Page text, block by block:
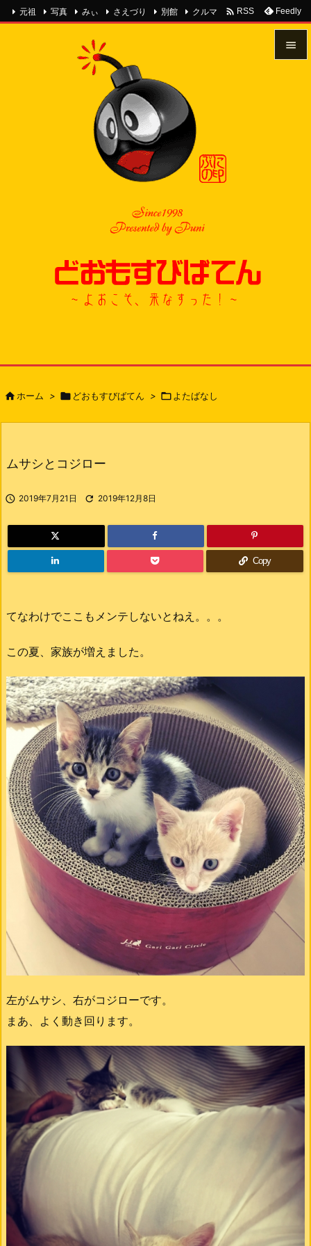

元祖 写真 みぃ さえづり 別館 クルマ  RSS Feedly
ホーム >  どおもすびばてん >  よたばなし
ムサシとコジロー
 2019年7月21日  2019年12月8日
Copy
てなわけでここもメンテしないとねえ。。。
この夏、家族が増えました。
左がムサシ、右がコジローです。
まあ、よく動き回ります。